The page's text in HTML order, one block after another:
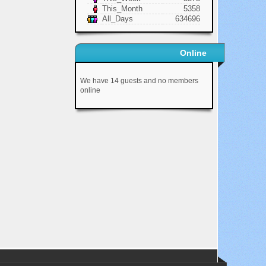
This_Month
5358
All_Days
634696
Online
We have 14 guests and no members
online